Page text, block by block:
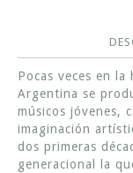
Pocas veces en
Argentina se
músicos jóvenes,
imaginación
dos primeras
generacional la